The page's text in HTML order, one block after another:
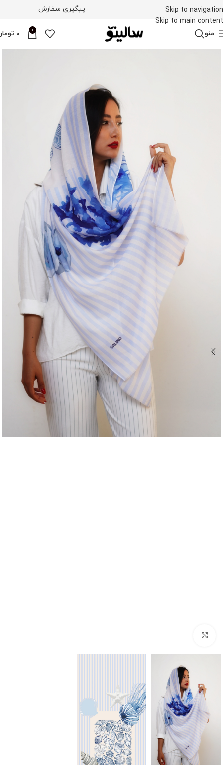
Skip to navigation
Skip to main content
پیگیری سفارش
منو 0
0